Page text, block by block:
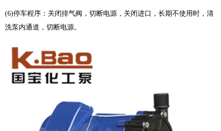
(6)停车程序：关闭排气阀，切断电源，关闭进口，长期不使用时，清
洗泵内通道，切断电源。